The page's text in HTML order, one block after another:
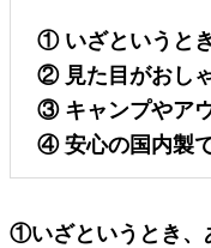
① いざというと
② 見た目がおし
③ キャンプやア
④ 安心の国内製
①いざというとき、